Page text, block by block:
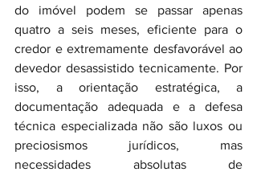
do imóvel podem se passar apenas
quatro a seis meses, eficiente para o
credor e extremamente desfavorável ao
devedor desassistido tecnicamente. Por
isso, a orientação estratégica, a
documentação adequada e a defesa
técnica especializada não são luxos ou
preciosismos jurídicos, mas
necessidades absolutas de